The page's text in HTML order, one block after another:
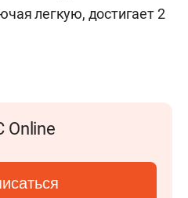
легкую, достигает 2
Online